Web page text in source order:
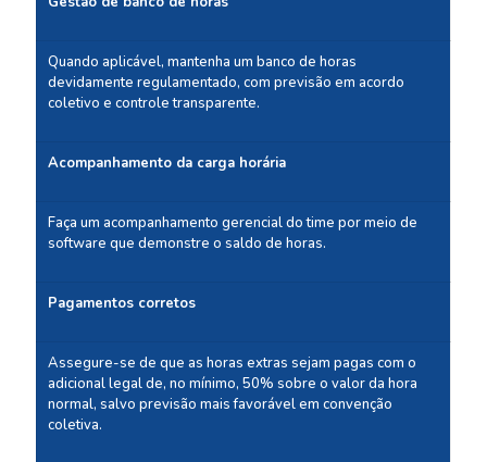
Quando aplicável, mantenha um banco de horas
devidamente regulamentado, com previsão em acordo
coletivo e controle transparente.
Acompanhamento da carga horária
Faça um acompanhamento gerencial do time por meio de
software que demonstre o saldo de horas.
Pagamentos corretos
Assegure-se de que as horas extras sejam pagas com o
adicional legal de, no mínimo, 50% sobre o valor da hora
normal, salvo previsão mais favorável em convenção
coletiva.